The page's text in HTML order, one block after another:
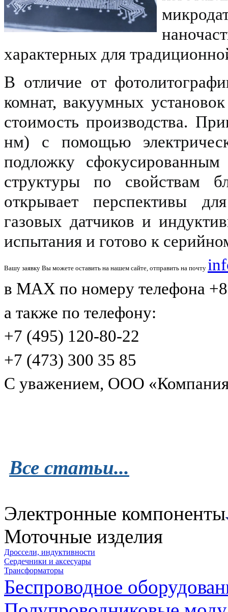
характерных для
В отличие от
комнат, вакуумных
стоимость производства.
нм) с помощью
подложку
структуры по свойствам
открывает перспективы
газовых датчиков и
испытания и готово к
Вашу заявку Вы можете оставить на нашем сайте, отправить на почту
в MAX по номеру телефона
а также по телефону:
+7 (495) 120-80-22
+7 (473) 300 35 85
С уважением, ООО
Все статьи...
Электронные компоненты
Моточные изделия
Дроссели, индуктивности
Сердечники и аксесуары
Трансформаторы
Беспроводное